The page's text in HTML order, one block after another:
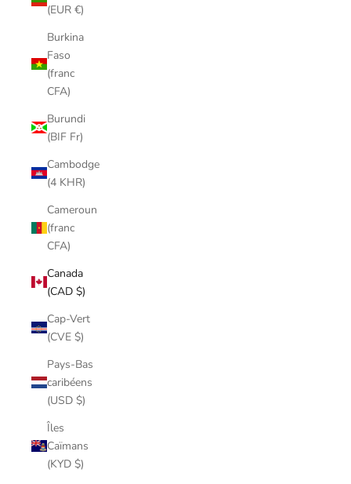
(EUR €)
Burkina
Faso
(franc
CFA)
Burundi
(BIF Fr)
Cambodge
(4 KHR)
Cameroun
(franc
CFA)
Canada
(CAD $)
Cap-Vert
(CVE $)
Pays-Bas
caribéens
(USD $)
Îles
Caïmans
(KYD $)